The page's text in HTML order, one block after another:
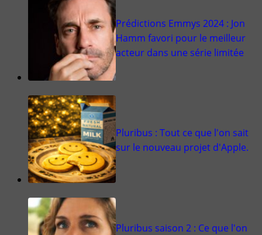
Prédictions Emmys 2024 : Jon
Hamm favori pour le meilleur
acteur dans une série limitée
Pluribus : Tout ce que l'on sait
sur le nouveau projet d'Apple.
Pluribus saison 2 : Ce que l'on